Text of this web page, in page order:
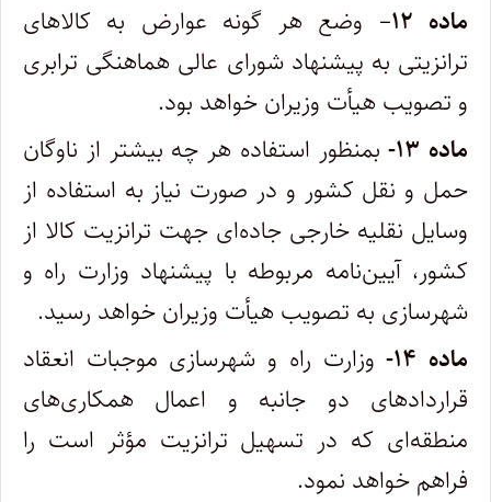
ماده ۱۲
– وضع هر گونه عوارض به کالاهای
ترانزیتی به پیشنهاد شورای عالی هماهنگی ترابری
و تصویب هیأت وزیران خواهد بود.
ماده ۱۳-
بمنظور استفاده هر چه بیشتر از ناوگان
حمل و نقل کشور و در صورت نیاز به استفاده از
وسایل نقلیه خارجی جاده‌ای جهت ترانزیت ‌کالا از
کشور، آیین‌نامه مربوطه با پیشنهاد وزارت راه و
شهرسازی به تصویب هیأت وزیران خواهد رسید.
ماده ۱۴-
وزارت راه و شهرسازی موجبات انعقاد
قراردادهای دو جانبه و اعمال همکاری‌های
منطقه‌ای که در تسهیل ترانزیت مؤثر است را
فراهم‌ خواهد نمود.